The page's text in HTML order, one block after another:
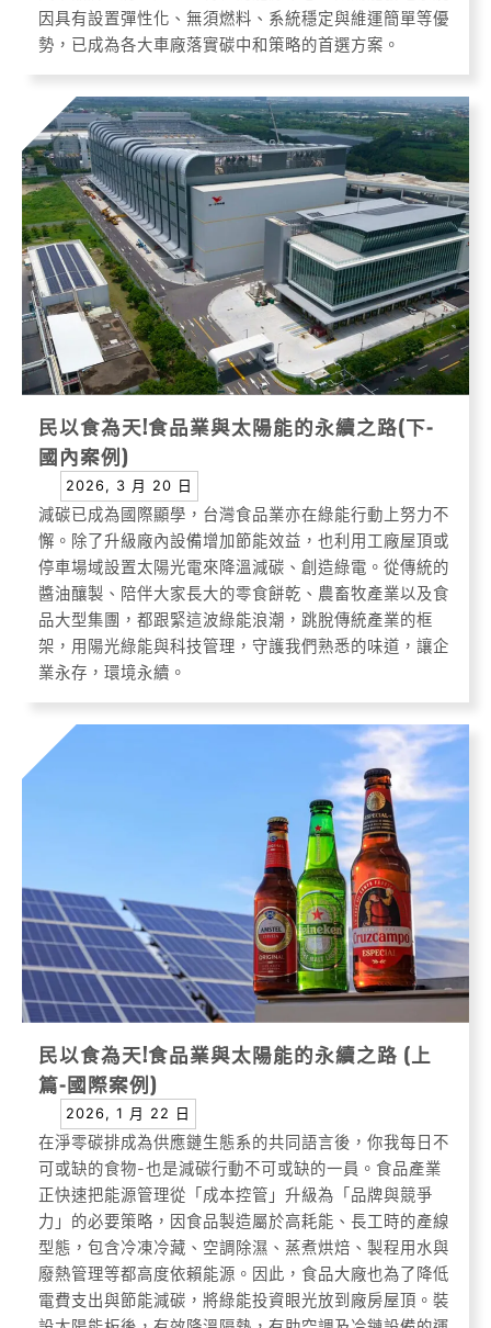
因具有設置彈性化、無須燃料、系統穩定與維運簡單等優
勢，已成為各大車廠落實碳中和策略的首選方案。
民以食為天!食品業與太陽能的永續之路(下-
國內案例)
2026, 3 月 20 日
減碳已成為國際顯學，台灣食品業亦在綠能行動上努力不
懈。除了升級廠內設備增加節能效益，也利用工廠屋頂或
停車場域設置太陽光電來降溫減碳、創造綠電。從傳統的
醬油釀製、陪伴大家長大的零食餅乾、農畜牧產業以及食
品大型集團，都跟緊這波綠能浪潮，跳脫傳統產業的框
架，用陽光綠能與科技管理，守護我們熟悉的味道，讓企
業永存，環境永續。
民以食為天!食品業與太陽能的永續之路 (上
篇-國際案例)
2026, 1 月 22 日
在淨零碳排成為供應鏈生態系的共同語言後，你我每日不
可或缺的食物-也是減碳行動不可或缺的一員。食品產業
正快速把能源管理從「成本控管」升級為「品牌與競爭
力」的必要策略，因食品製造屬於高耗能、長工時的產線
型態，包含冷凍冷藏、空調除濕、蒸煮烘焙、製程用水與
廢熱管理等都高度依賴能源。因此，食品大廠也為了降低
電費支出與節能減碳，將綠能投資眼光放到廠房屋頂。裝